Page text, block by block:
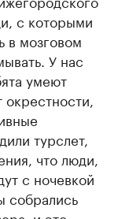
с которыми
в мозговом
У нас
умеют
окрестности,
турслет,
что люди,
с ночевкой
собрались